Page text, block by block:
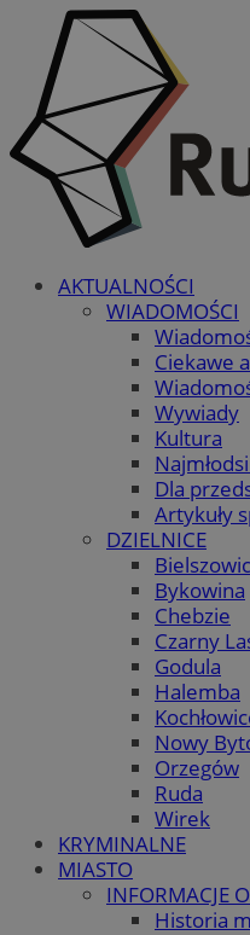
AKTUALNOŚCI
WIADOMOŚCI
Ciekawe
Wywiady
Kultura
Dla
Artykuły
DZIELNICE
Bykowina
Chebzie
Czarny
Godula
Halemba
Nowy
Orzegów
Ruda
Wirek
KRYMINALNE
MIASTO
INFORMACJE
Historia